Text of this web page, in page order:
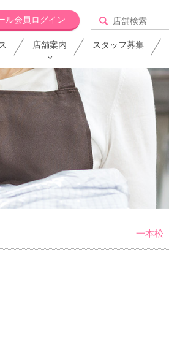
ル会員ログイン
店舗案内 スタッフ募集
一本松